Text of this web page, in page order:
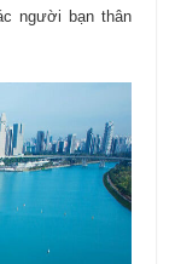
người bạn thân